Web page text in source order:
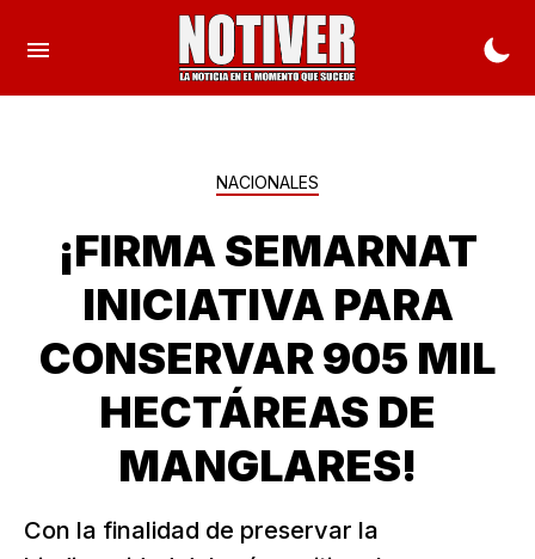
NACIONALES
¡FIRMA SEMARNAT
INICIATIVA PARA
CONSERVAR 905 MIL
HECTÁREAS DE
MANGLARES!
Con la finalidad de preservar la